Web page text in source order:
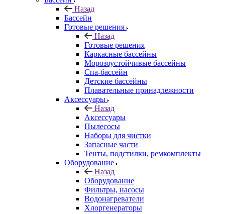
Назад
Бассейн
Готовые решения
Назад
Готовые решения
Каркасные бассейны
Морозоустойчивые бассейны
Спа-бассейн
Детские бассейны
Плавательные принадлежности
Аксессуары
Назад
Аксессуары
Пылесосы
Наборы для чистки
Запасные части
Тенты, подстилки, ремкомплекты
Оборудование
Назад
Оборудование
Фильтры, насосы
Водонагреватели
Хлоргенераторы